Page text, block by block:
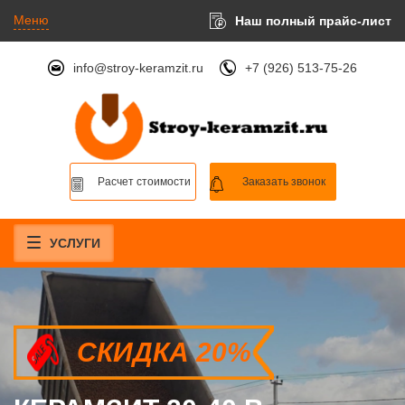
Меню Наш полный прайс-лист
info@stroy-keramzit.ru +7 (926) 513-75-26
Расчет стоимости Заказать звонок
УСЛУГИ
СКИДКА 20%
СКИДКА 20%
СКИДКА 20%